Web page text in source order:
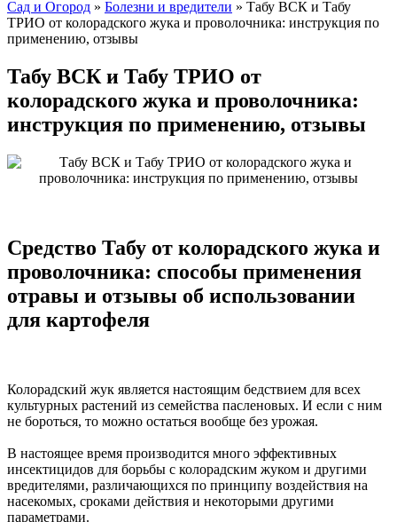
Сад и Огород » Болезни и вредители » Табу ВСК и Табу
ТРИО от колорадского жука и проволочника: инструкция по
применению, отзывы
Табу ВСК и Табу ТРИО от
колорадского жука и проволочника:
инструкция по применению, отзывы
Средство Табу от колорадского жука и
проволочника: способы применения
отравы и отзывы об использовании
для картофеля
Колорадский жук является настоящим бедствием для всех
культурных растений из семейства пасленовых. И если с ним
не бороться, то можно остаться вообще без урожая.
В настоящее время производится много эффективных
инсектицидов для борьбы с колорадским жуком и другими
вредителями, различающихся по принципу воздействия на
насекомых, сроками действия и некоторыми другими
параметрами.